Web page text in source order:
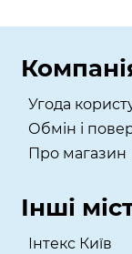
Угода
Обмін і
Про магазин
Інші
Інтекс Київ